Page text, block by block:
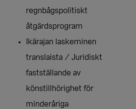
regnbågspolitiskt
åtgärdsprogram
Ikärajan laskeminen
translaista / Juridiskt
fastställande av
könstillhörighet för
minderåriga